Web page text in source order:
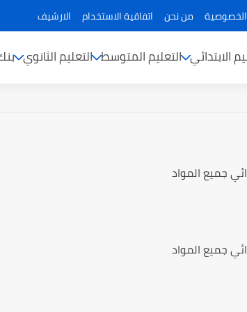
من نحن اتفاقية الاستخدام الارشيف
الابتدائي التعليم المتوسط التعليم الثانوي